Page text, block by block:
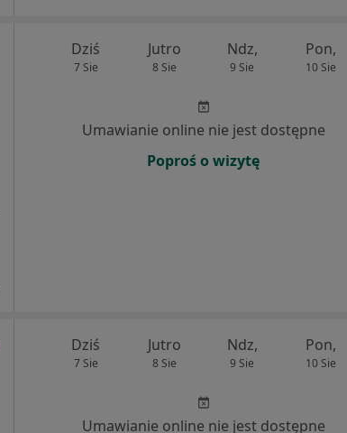
Dziś
7 Sie
Jutro
8 Sie
Ndz,
9 Sie
Pon,
10 Sie
Umawianie online nie jest dostępne
Poproś o wizytę
Dziś
7 Sie
Jutro
8 Sie
Ndz,
9 Sie
Pon,
10 Sie
Umawianie online nie jest dostępne